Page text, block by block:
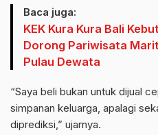
Baca juga:
KEK Kura Kura Bali
Dorong Pariwisata
Pulau Dewata
“Saya beli bukan untuk dijual
simpanan keluarga, apalagi
diprediksi,” ujarnya.